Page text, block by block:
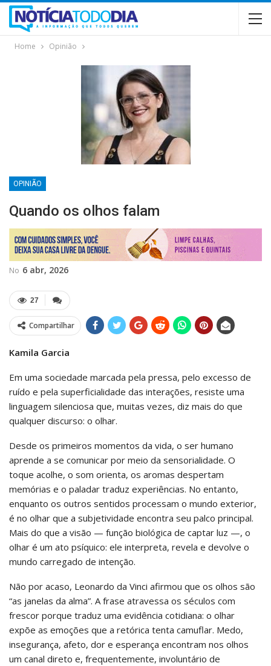
Home Opinião
OPINIÃO
Quando os olhos falam
No 6 abr, 2026
27
Compartilhar
Kamila Garcia
Em uma sociedade marcada pela pressa, pelo excesso de
ruído e pela superficialidade das interações, resiste uma
linguagem silenciosa que, muitas vezes, diz mais do que
qualquer discurso: o olhar.
Desde os primeiros momentos da vida, o ser humano
aprende a se comunicar por meio da sensorialidade. O
toque acolhe, o som orienta, os aromas despertam
memórias e o paladar traduz experiências. No entanto,
enquanto os outros sentidos processam o mundo exterior,
é no olhar que a subjetividade encontra seu palco principal.
Mais do que a visão — função biológica de captar luz —, o
olhar é um ato psíquico: ele interpreta, revela e devolve o
mundo carregado de intenção.
Não por acaso, Leonardo da Vinci afirmou que os olhos são
“as janelas da alma”. A frase atravessa os séculos com
frescor porque traduz uma evidência cotidiana: o olhar
expõe as emoções que a retórica tenta camuflar. Medo,
insegurança, afeto, dor e esperança encontram nos olhos
um canal direto e, frequentemente, involuntário de